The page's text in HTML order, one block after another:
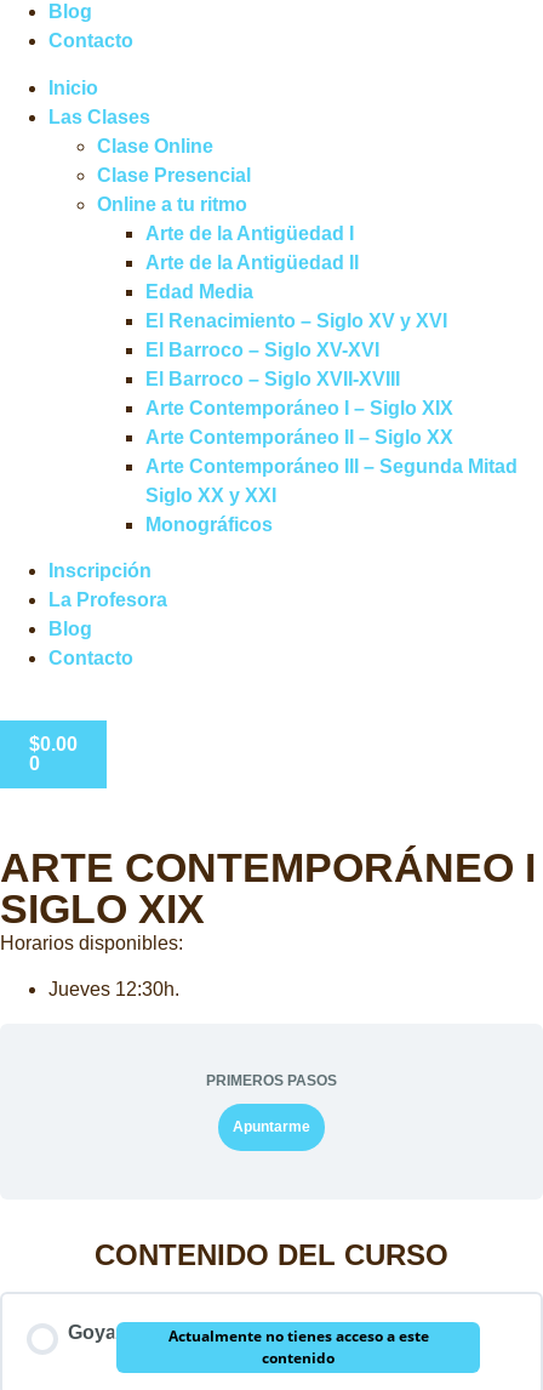
Blog
Contacto
Inicio
Las Clases
Clase Online
Clase Presencial
Online a tu ritmo
Arte de la Antigüedad I
Arte de la Antigüedad II
Edad Media
El Renacimiento – Siglo XV y XVI
El Barroco – Siglo XV-XVI
El Barroco – Siglo XVII-XVIII
Arte Contemporáneo I – Siglo XIX
Arte Contemporáneo II – Siglo XX
Arte Contemporáneo III – Segunda Mitad
Siglo XX y XXI
Monográficos
Inscripción
La Profesora
Blog
Contacto
$0.00
0
ARTE CONTEMPORÁNEO I
SIGLO XIX
Horarios disponibles:
Jueves 12:30h.
PRIMEROS PASOS
Apuntarme
CONTENIDO DEL CURSO
Goya
Actualmente no tienes acceso a este
contenido